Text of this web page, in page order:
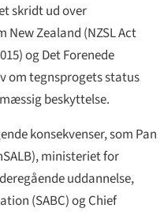
skridt ud over
New Zealand (NZSL Act
og Det Forenede
om tegnsprogets status
beskyttelse.
konsekvenser, som Pan
ministeriet for
uddannelse,
(SABC) og Chief